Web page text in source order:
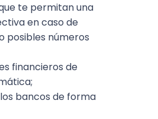
te permitan una
en caso de
posibles números
financieros de
bancos de forma